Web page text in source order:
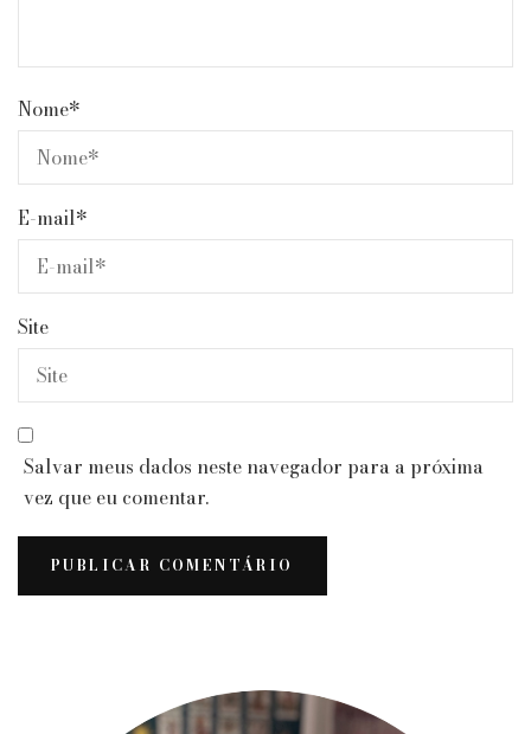
Nome*
E-mail*
Site
Salvar meus dados neste navegador para a próxima
vez que eu comentar.